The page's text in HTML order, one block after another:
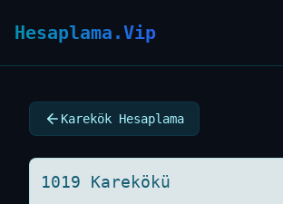
Hesaplama.Vip
Karekök Hesaplama
1019 Karekökü